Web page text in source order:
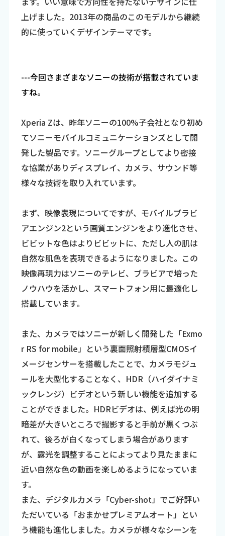
上げました。2013年の商品のこのモデルから継続
的に使っていくデザインテーマです。
---今回さまざまなソニーの技術が搭載されていま
すね。
Xperia Zは、昨年ソニーの100%子会社となり初め
てソニーモバイルコミュニケーションズとして開
発した製品です。ソニーグループとしてより密接
な協業がありディスプレイ、カメラ、サウンド等
様々な技術を取り入れています。
まず、映像表現についてですが、モバイルブラビ
アエンジン2という画質エンジンをより進化させ、
ビビットな色はよりビビットに、ただし人の肌は
自然な肌色を表現できるようになりました。この
映像再現力はソニーのテレビ、ブラビアで培った
ノウハウを活かし、スマートフォン用に最適化し
搭載しています。
また、カメラではソニーが新しく開発した「Exmo
r RS for mobile」という裏面照射積層型CMOSイ
メージセンサーを搭載したことで、カメラモジュ
ールを大型化することなく、HDR（ハイダイナミ
ックレンジ）ビデオという新しい機能を追加する
ことができました。HDRビデオは、例えば光の明
暗差が大きいところで撮影すると手前が黒くつぶ
れて、後ろが白くなってしまう場合があります
が、露光を調整することによってより見たままに
近い自然な色の動画を楽しめるようになっていま
す。
また、デジタルカメラ「Cyber-shot」でご好評い
ただいている「おまかせプレミアムオート」とい
う機能も進化しました。カメラが様々なシーンを